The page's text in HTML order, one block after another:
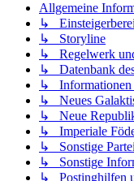
Allgemeine
↳
↳ Storyline
↳ Regelwerk
↳ Datenbank
↳ Informationen
↳ Neues
↳ Neue
↳ Imperiale
↳ Sonstige
↳ Sonstige
↳ Postinghilfen